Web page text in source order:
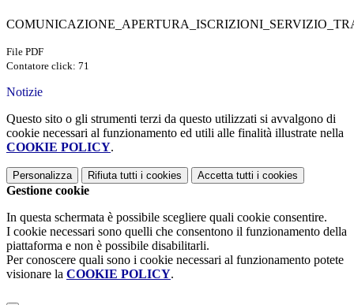
File PDF
Contatore click: 71
Notizie
Questo sito o gli strumenti terzi da questo utilizzati si avvalgono di
cookie necessari al funzionamento ed utili alle finalità illustrate nella
COOKIE POLICY.
Personalizza Rifiuta tutti i cookies Accetta tutti i cookies
Gestione cookie
In questa schermata è possibile scegliere quali cookie consentire.
I cookie necessari sono quelli che consentono il funzionamento della
piattaforma e non è possibile disabilitarli.
Per conoscere quali sono i cookie necessari al funzionamento potete
visionare la COOKIE POLICY.